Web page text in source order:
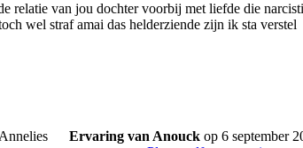
relatie van jou dochter voorbij met liefde die
wel straf amai das helderziende zijn ik sta verstel
Ervaring van Anouck op 6 september